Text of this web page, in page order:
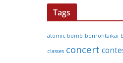
Tags
atomic bomb benrontaikai
classes concert